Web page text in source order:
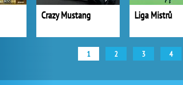
Crazy Mustang Liga Mistrů
1 2 3 4